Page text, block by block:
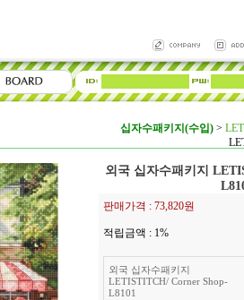
십자수패키지(수입) >
외국 십자수패키지
판매가격 : 73,820원
적립금액 : 1%
외국 십자수패키지
LETISTITCH/ Corner Shop-
L8101